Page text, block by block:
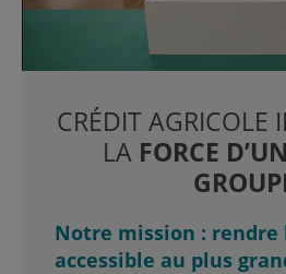
CRÉDIT AGRICOLE
LA FORCE
Notre mission :
accessible au plus